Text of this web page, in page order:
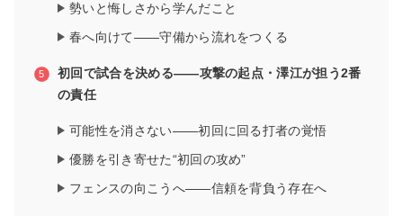
勢いと悔しさから学んだこと
春へ向けて――守備から流れをつくる
初回で試合を決める――攻撃の起点・澤江が担う2番
の責任
可能性を消さない――初回に回る打者の覚悟
優勝を引き寄せた“初回の攻め”
フェンスの向こうへ――信頼を背負う存在へ